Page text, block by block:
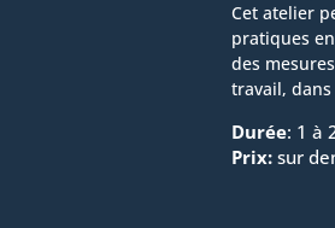
Cet atelier
pratiques
des
travail,
Durée: 1 à
Prix: sur